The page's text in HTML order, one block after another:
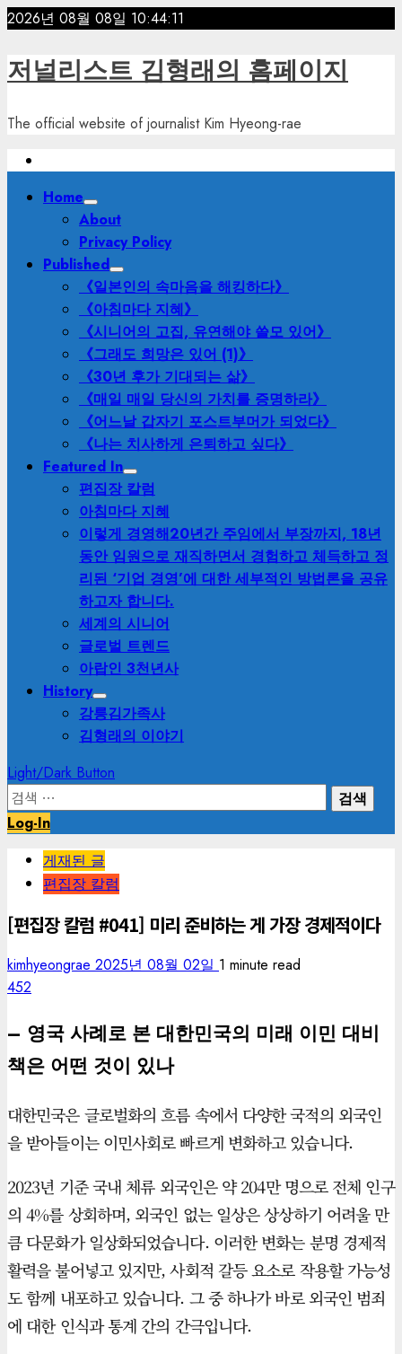
Skip
content
2026년 08월 08일 10:44:12
저널리스트 김형래의 홈페이지
The official website of journalist Kim Hyeong-rae
PrimaryHome
About
Privacy Policy
Published
《일본인의 속마음을 해킹하다》
《아침마다 지혜》
《시니어의 고집, 유연해야 쓸모 있어》
《그래도 희망은 있어 (1)》
《30년 후가 기대되는 삶》
《매일 매일 당신의 가치를 증명하라》
《어느날 갑자기 포스트부머가 되었다》
《나는 치사하게 은퇴하고 싶다》
Featured In
편집장 칼럼
아침마다 지혜
이렇게 경영해20년간 주임에서 부장까지, 18년
동안 임원으로 재직하면서 경험하고 체득하고 정
리된 ‘기업 경영’에 대한 세부적인 방법론을 공유
하고자 합니다.
세계의 시니어
글로벌 트렌드
아랍인 3천년사
History
강릉김가족사
김형래의 이야기
Light/Dark Button
검
색:
Log-In
게재된 글
편집장 칼럼
[편집장 칼럼 #041] 미리 준비하는 게 가장 경제적이다
kimhyeongrae 2025년 08월 02일 1 minute read
452
– 영국 사례로 본 대한민국의 미래 이민 대비
책은 어떤 것이 있나
대한민국은 글로벌화의 흐름 속에서 다양한 국적의 외국인
을 받아들이는 이민사회로 빠르게 변화하고 있습니다.
2023년 기준 국내 체류 외국인은 약 204만 명으로 전체 인구
의 4%를 상회하며, 외국인 없는 일상은 상상하기 어려울 만
큼 다문화가 일상화되었습니다. 이러한 변화는 분명 경제적
활력을 불어넣고 있지만, 사회적 갈등 요소로 작용할 가능성
도 함께 내포하고 있습니다. 그 중 하나가 바로 외국인 범죄
에 대한 인식과 통계 간의 간극입니다.